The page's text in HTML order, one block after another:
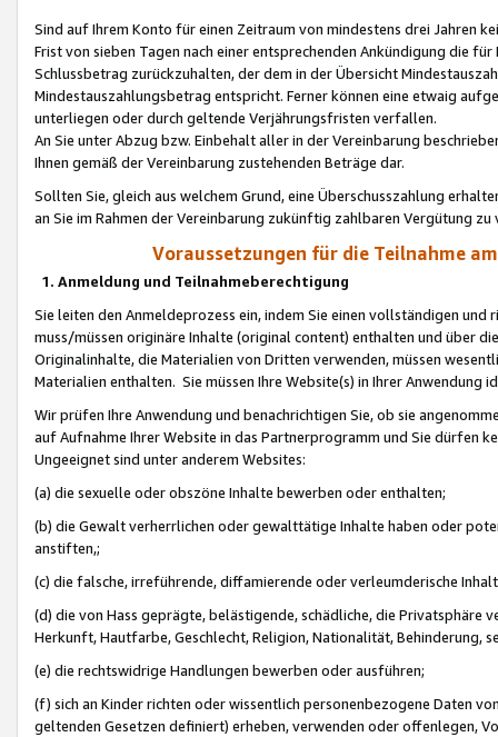
Sind auf Ihrem Konto für einen Zeitraum von mindestens drei Jahren
Frist von sieben Tagen nach einer entsprechenden Ankündigung die
Schlussbetrag zurückzuhalten, der dem in der Übersicht
Mindestauszahlungsbetrag entspricht. Ferner können eine etwaig
unterliegen oder durch geltende Verjährungsfristen verfallen.
An Sie unter Abzug bzw. Einbehalt aller in der Vereinbarung
Ihnen gemäß der Vereinbarung zustehenden Beträge dar.
Sollten Sie, gleich aus welchem Grund, eine Überschusszahlung
an Sie im Rahmen der Vereinbarung zukünftig zahlbaren Vergütung zu
Voraussetzungen für die Teilnahme
1. Anmeldung und Teilnahmeberechtigung
Sie leiten den Anmeldeprozess ein, indem Sie einen vollständigen
muss/müssen originäre Inhalte (original content) enthalten und über
Originalinhalte, die Materialien von Dritten verwenden, müssen
Materialien enthalten. Sie müssen Ihre Website(s) in Ihrer Anwendung
Wir prüfen Ihre Anwendung und benachrichtigen Sie, ob sie
auf Aufnahme Ihrer Website in das Partnerprogramm und Sie dürfen
Ungeeignet sind unter anderem Websites:
(a) die sexuelle oder obszöne Inhalte bewerben oder enthalten;
(b) die Gewalt verherrlichen oder gewalttätige Inhalte haben oder
anstiften,;
(c) die falsche, irreführende, diffamierende oder verleumderische
(d) die von Hass geprägte, belästigende, schädliche, die Privatsphäre
Herkunft, Hautfarbe, Geschlecht, Religion, Nationalität, Behinderung,
(e) die rechtswidrige Handlungen bewerben oder ausführen;
(f) sich an Kinder richten oder wissentlich personenbezogene Daten
geltenden Gesetzen definiert) erheben, verwenden oder offenlegen,